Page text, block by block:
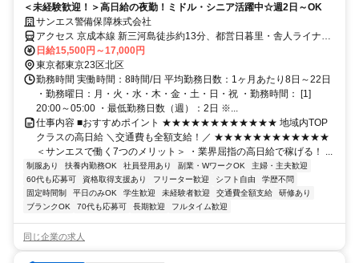
＜未経験歓迎！＞高日給の夜勤！ミドル・シニア活躍中☆週2日～OK
サンエス警備保障株式会社
アクセス 京成本線 新三河島徒歩約13分、都営日暮里・舎人ライナー
西日暮里西口徒歩約13分、都営日暮里・舎人ライナー 西日暮里西口
徒歩約13分 直行直帰OK＊交通費全額支給＊北千住支社（足立支社）
（「北千住駅」東口より徒歩3分程度）※支社が複数ある為、自宅の
最寄りなどお近くの支社での面接OK！
日給15,500円～17,000円
東京都東京23区北区
勤務時間 実働時間：8時間/日 平均勤務日数：1ヶ月あたり8日～22日
・勤務曜日：月・火・水・木・金・土・日・祝 ・勤務時間： [1]
20:00～05:00 ・最低勤務日数（週）：2日 ※...
仕事内容 ■おすすめポイント ★★★★★★★★★★★★ 地域内TOP
クラスの高日給 ＼交通費も全額支給！／ ★★★★★★★★★★★★
＜サンエスで働く7つのメリット＞ ・業界屈指の高日給で稼げる！ ...
制服あり 扶養内勤務OK 社員登用あり 副業・WワークOK
主婦・主夫歓迎
60代も応募可
資格取得支援あり フリーター歓迎 シフト自由
学歴不問
固定時間制
平日のみOK 学生歓迎 未経験者歓迎 交通費全額支給
研修あり
ブランクOK
70代も応募可 長期歓迎 フルタイム歓迎
同じ企業の求人